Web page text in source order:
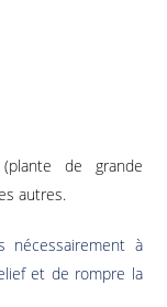
de grande
autres.
à
et de rompre la